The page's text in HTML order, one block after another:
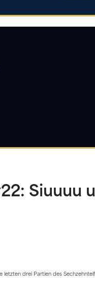
Siuuuu
letzten drei Partien des